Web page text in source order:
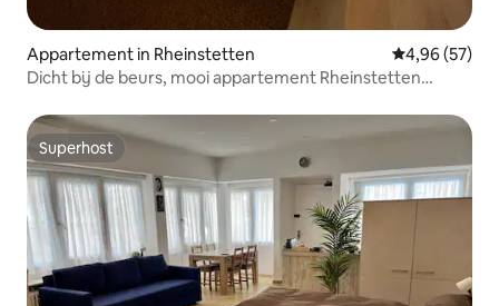
Appartement in Rheinstetten Gemiddelde
4,96 (57)
Dicht bij de beurs, mooi appartement Rheinstetten
Superhost
Superhost